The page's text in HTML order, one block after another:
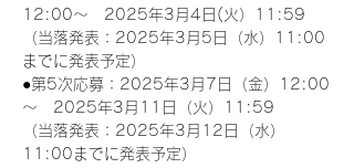
12:00～　2025年3月4日(火）11:59
（当落発表：2025年3月5日（水）11:00
までに発表予定）
●第5次応募：2025年3月7日（金）12:00
～　2025年3月11日（火）11:59
（当落発表：2025年3月12日（水）
11:00までに発表予定）